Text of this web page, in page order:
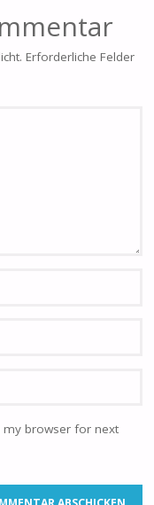
Erforderliche Felder
my browser for next